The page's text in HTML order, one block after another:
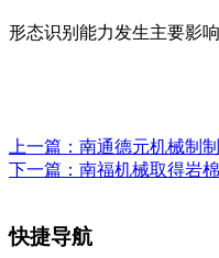
形态识别能力发生主要影响
上一篇： 南通德元机械制
下一篇： 南福机械取得岩
快捷导航